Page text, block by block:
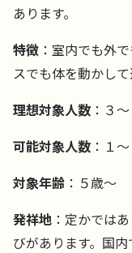
あります。
特徴 ：室内でも外
スでも体を動かして
理想対象人数 ：３
可能対象人数 ：１
対象年齢 ：５歳〜
発祥地 ：定かでは
びがあります。国